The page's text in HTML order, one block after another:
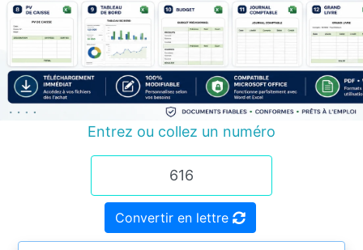
Entrez ou collez un numéro
Convertir en lettre